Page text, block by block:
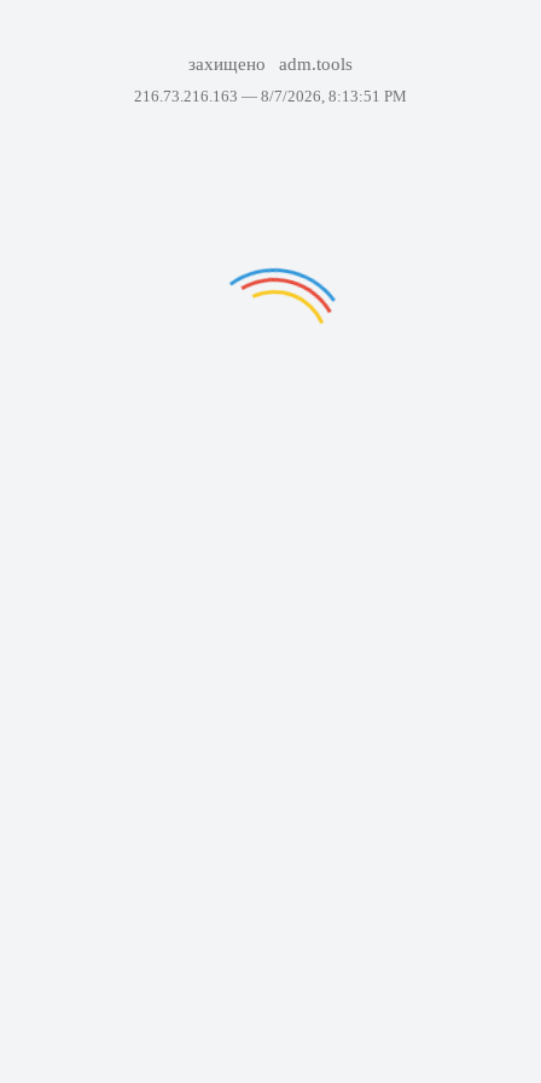
захищено adm.tools
216.73.216.163 — 8/7/2026, 8:13:51 PM